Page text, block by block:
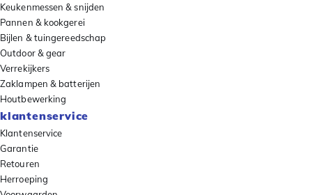
Keukenmessen & snijden
Pannen & kookgerei
Bijlen & tuingereedschap
Outdoor & gear
Verrekijkers
Zaklampen & batterijen
Houtbewerking
klantenservice
Klantenservice
Garantie
Retouren
Herroeping